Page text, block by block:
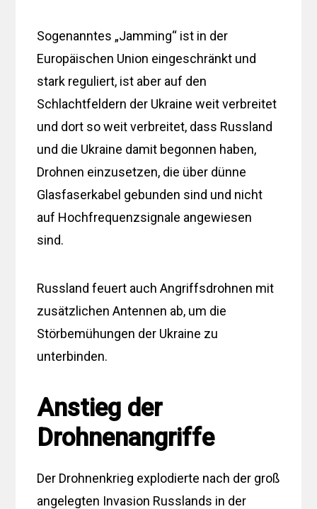
Sogenanntes „Jamming“ ist in der
Europäischen Union eingeschränkt und
stark reguliert, ist aber auf den
Schlachtfeldern der Ukraine weit verbreitet
und dort so weit verbreitet, dass Russland
und die Ukraine damit begonnen haben,
Drohnen einzusetzen, die über dünne
Glasfaserkabel gebunden sind und nicht
auf Hochfrequenzsignale angewiesen
sind.
Russland feuert auch Angriffsdrohnen mit
zusätzlichen Antennen ab, um die
Störbemühungen der Ukraine zu
unterbinden.
Anstieg der
Drohnenangriffe
Der Drohnenkrieg explodierte nach der groß
angelegten Invasion Russlands in der